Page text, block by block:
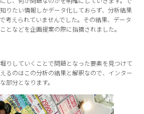
りたい情報しかデータ化しておらず、分析結果
考えられていませんでした。その結果、データ
となどを企画提案の際に指摘されました。
りしていくことで問題となった要素を見つけて
るのはこの分析の結果と解釈なので、インター
部分となります。